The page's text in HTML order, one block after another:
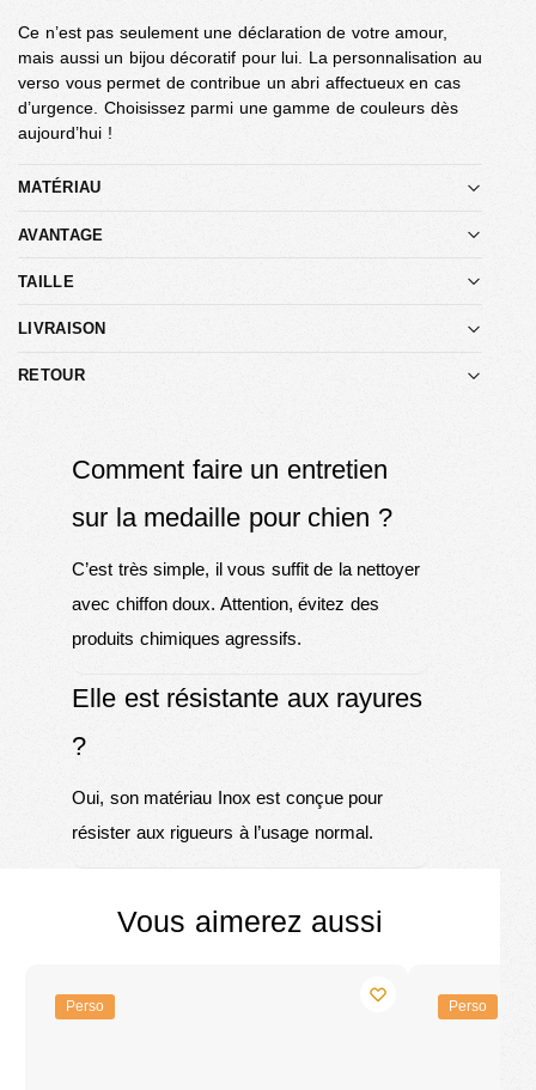
Ce n’est pas seulement une déclaration de votre amour,
mais aussi un bijou décoratif pour lui. La personnalisation au
verso vous permet de contribue un abri affectueux en cas
d’urgence. Choisissez parmi une gamme de couleurs dès
aujourd’hui !
MATÉRIAU
AVANTAGE
TAILLE
LIVRAISON
RETOUR
Comment faire un entretien
sur la medaille pour chien ?
C’est très simple, il vous suffit de la nettoyer
avec chiffon doux. Attention, évitez des
produits chimiques agressifs.
Elle est résistante aux rayures
?
Oui, son matériau Inox est conçue pour
résister aux rigueurs à l’usage normal.
Vous aimerez aussi
Perso Perso